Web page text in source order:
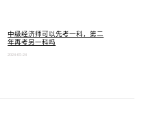
中级经济师可以先考一科，第二
年再考另一科吗
2024-05-24